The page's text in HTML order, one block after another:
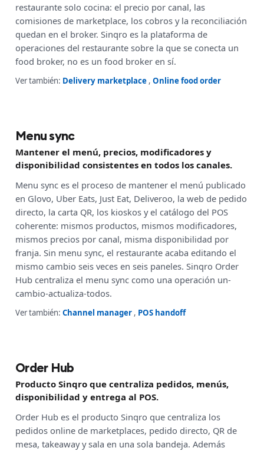
restaurante solo cocina: el precio por canal, las
comisiones de marketplace, los cobros y la reconciliación
quedan en el broker. Sinqro es la plataforma de
operaciones del restaurante sobre la que se conecta un
food broker, no es un food broker en sí.
Ver también: Delivery marketplace , Online food order
Menu sync
Mantener el menú, precios, modificadores y
disponibilidad consistentes en todos los canales.
Menu sync es el proceso de mantener el menú publicado
en Glovo, Uber Eats, Just Eat, Deliveroo, la web de pedido
directo, la carta QR, los kioskos y el catálogo del POS
coherente: mismos productos, mismos modificadores,
mismos precios por canal, misma disponibilidad por
franja. Sin menu sync, el restaurante acaba editando el
mismo cambio seis veces en seis paneles. Sinqro Order
Hub centraliza el menu sync como una operación un-
cambio-actualiza-todos.
Ver también: Channel manager , POS handoff
Order Hub
Producto Sinqro que centraliza pedidos, menús,
disponibilidad y entrega al POS.
Order Hub es el producto Sinqro que centraliza los
pedidos online de marketplaces, pedido directo, QR de
mesa, takeaway y sala en una sola bandeja. Además